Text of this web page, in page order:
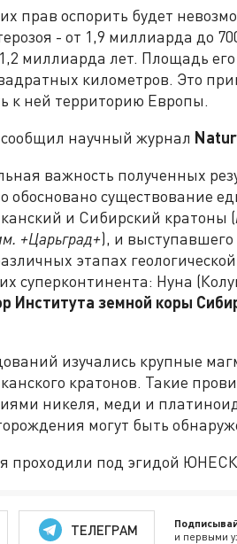
прав оспорить будет
- от 1,9 миллиарда до
миллиарда лет. Площадь его
километров. Это
к ней территорию Европы.
научный журнал
важность полученных
обосновано существование
и Сибирский кратоны (
+Царьград+), и выступавшего
этапах
суперконтинента: Нуна
Института земной коры
изучались крупные
кратонов. Такие
никеля, меди и
могут быть
проходили под эгидой
ТЕЛЕГРАМ и первыми